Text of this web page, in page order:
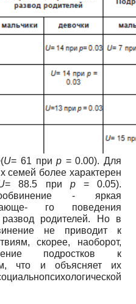
(U= 61 прир = 0.00). Для
семей более характерен
= 88.5 при р= 0.05).
- яркая
го поведения
родителей. Но в
не приводит к
скорее, наоборот,
подростков к
что и объясняет их